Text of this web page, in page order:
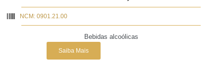
NCM: 0901.21.00
Bebidas alcoólicas
Saiba Mais